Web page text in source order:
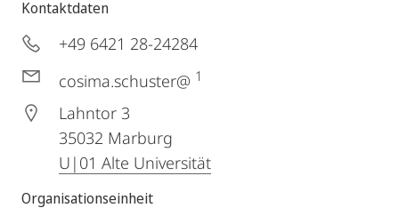
Kontaktdaten
+49 6421 28-24284
cosima.schuster@ 1
Lahntor 3
35032 Marburg
U|01 Alte Universität
Organisationseinheit